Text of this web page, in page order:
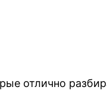
отлично